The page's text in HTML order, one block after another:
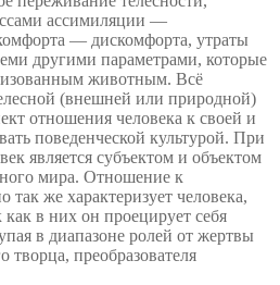
ассимиляции —
— дискомфорта, утраты
другими параметрами, которые
животным. Всё
(внешней или природной)
отношения человека к своей и
поведенческой культурой. При
является субъектом и объектом
мира. Отношение к
же характеризует человека,
в них он проецирует себя
в диапазоне ролей от жертвы
творца, преобразователя